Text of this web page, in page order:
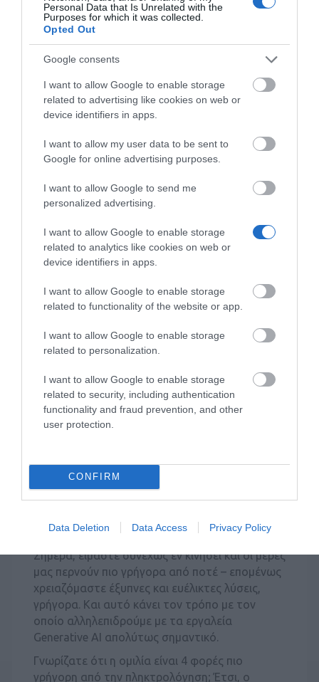
Personal Data that Is Unrelated with the
Purposes for which it was collected.
Opted Out
Google consents
I want to allow Google to enable storage
related to advertising like cookies on web or
device identifiers in apps.
I want to allow my user data to be sent to
Google for online advertising purposes.
I want to allow Google to send me
personalized advertising.
I want to allow Google to enable storage
related to analytics like cookies on web or
device identifiers in apps.
I want to allow Google to enable storage
related to functionality of the website or app.
I want to allow Google to enable storage
related to personalization.
I want to allow Google to enable storage
related to security, including authentication
functionality and fraud prevention, and other
user protection.
CONFIRM
Data Deletion Data Access Privacy Policy
Γιατί Φωνή;
Η ανάγκη για ταχύτητα
Σήμερα, είμαστε συνεχώς εν κινήσει και οι μέρες
μας περνούν πιο γρήγορα από ποτέ – επομένως
χρειαζόμαστε έξυπνες και ευέλικτες λύσεις,
γρήγορα. Και αυτό κάνει τον τρόπο με τον
οποίο αλληλεπιδρούμε με τα εργαλεία
Generative AI απολύτως σημαντικό.
Γνωρίζατε ότι η ομιλία είναι 4 φορές πιο
γρήγορη από την πληκτρολόγηση; Έτσι, ο